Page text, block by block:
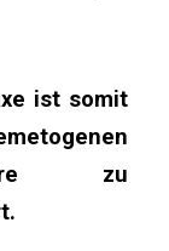
ist somit
zu